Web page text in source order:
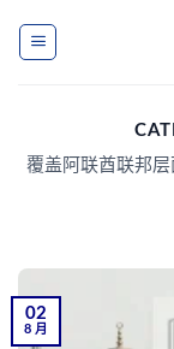
覆盖阿联酋联邦层
02
8 月